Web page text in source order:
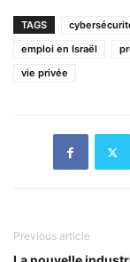
TAGS
emploi en Israël
vie privée
Previous article